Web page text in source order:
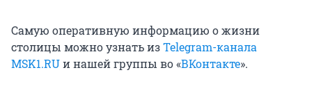
Самую оперативную информацию о жизни
столицы можно узнать изTelegram-канала
MSK1.RUи нашей группы во «ВКонтакте».